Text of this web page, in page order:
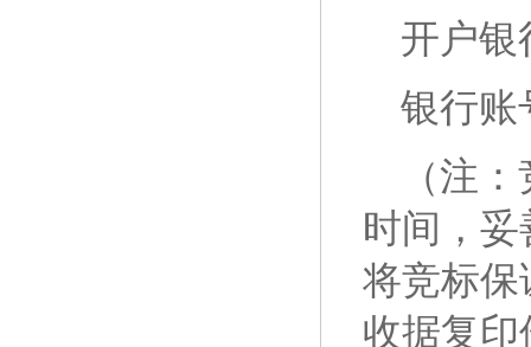
开户银
银行账
（注
时间，
将竞标保
收据复